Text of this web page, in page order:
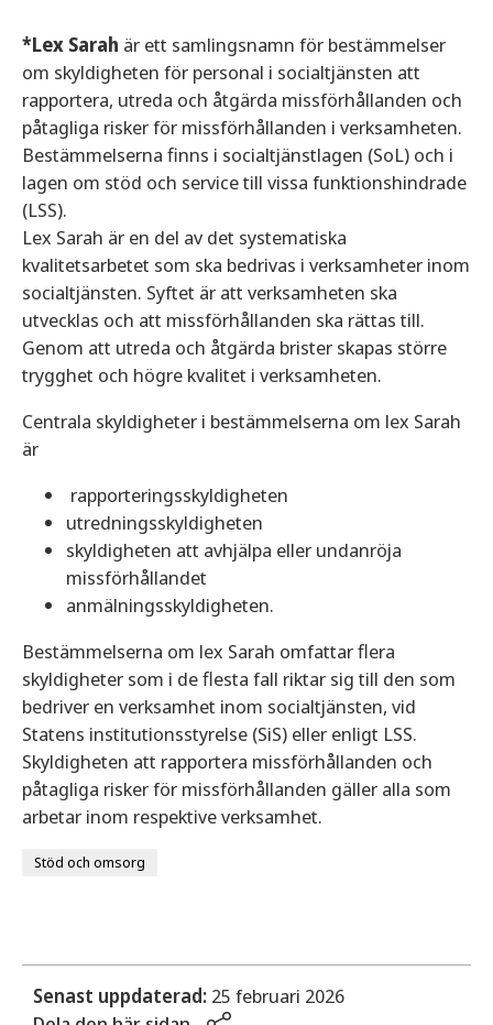
*Lex Sarah är ett samlingsnamn för bestämmelser
om skyldigheten för personal i socialtjänsten att
rapportera, utreda och åtgärda missförhållanden och
påtagliga risker för missförhållanden i verksamheten.
Bestämmelserna finns i socialtjänstlagen (SoL) och i
lagen om stöd och service till vissa funktionshindrade
(LSS).
Lex Sarah är en del av det systematiska
kvalitetsarbetet som ska bedrivas i verksamheter inom
socialtjänsten. Syftet är att verksamheten ska
utvecklas och att missförhållanden ska rättas till.
Genom att utreda och åtgärda brister skapas större
trygghet och högre kvalitet i verksamheten.
Centrala skyldigheter i bestämmelserna om lex Sarah
är
rapporteringsskyldigheten
utredningsskyldigheten
skyldigheten att avhjälpa eller undanröja
missförhållandet
anmälningsskyldigheten.
Bestämmelserna om lex Sarah omfattar flera
skyldigheter som i de flesta fall riktar sig till den som
bedriver en verksamhet inom socialtjänsten, vid
Statens institutionsstyrelse (SiS) eller enligt LSS.
Skyldigheten att rapportera missförhållanden och
påtagliga risker för missförhållanden gäller alla som
arbetar inom respektive verksamhet.
Stöd och omsorg
Senast uppdaterad: 25 februari 2026